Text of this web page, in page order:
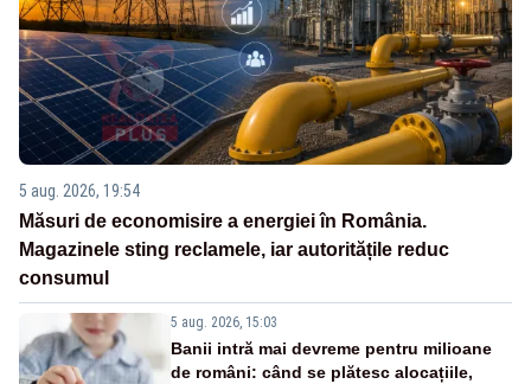
5 aug. 2026, 19:54
Măsuri de economisire a energiei în România.
Magazinele sting reclamele, iar autoritățile reduc
consumul
5 aug. 2026, 15:03
Banii intră mai devreme pentru milioane
de români: când se plătesc alocațiile,